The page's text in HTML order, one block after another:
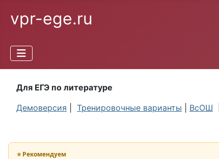
vpr-ege.ru
Для ЕГЭ по литературе
Демоверсия
Тренировочные варианты ВсОШ
⭐ Рекомендуем